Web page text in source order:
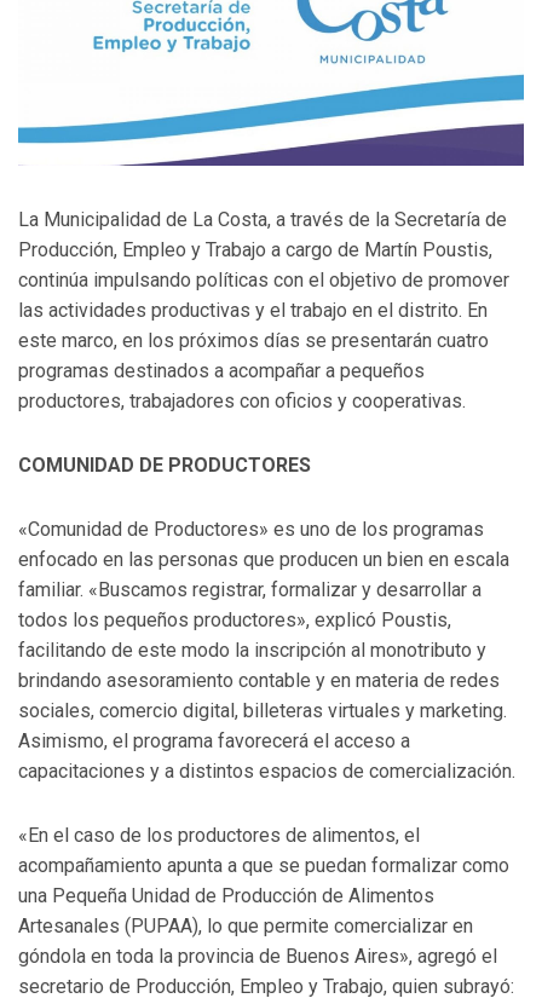
La Municipalidad de La Costa, a través de la Secretaría de
Producción, Empleo y Trabajo a cargo de Martín Poustis,
continúa impulsando políticas con el objetivo de promover
las actividades productivas y el trabajo en el distrito. En
este marco, en los próximos días se presentarán cuatro
programas destinados a acompañar a pequeños
productores, trabajadores con oficios y cooperativas.
COMUNIDAD DE PRODUCTORES
«Comunidad de Productores» es uno de los programas
enfocado en las personas que producen un bien en escala
familiar. «Buscamos registrar, formalizar y desarrollar a
todos los pequeños productores», explicó Poustis,
facilitando de este modo la inscripción al monotributo y
brindando asesoramiento contable y en materia de redes
sociales, comercio digital, billeteras virtuales y marketing.
Asimismo, el programa favorecerá el acceso a
capacitaciones y a distintos espacios de comercialización.
«En el caso de los productores de alimentos, el
acompañamiento apunta a que se puedan formalizar como
una Pequeña Unidad de Producción de Alimentos
Artesanales (PUPAA), lo que permite comercializar en
góndola en toda la provincia de Buenos Aires», agregó el
secretario de Producción, Empleo y Trabajo, quien subrayó: